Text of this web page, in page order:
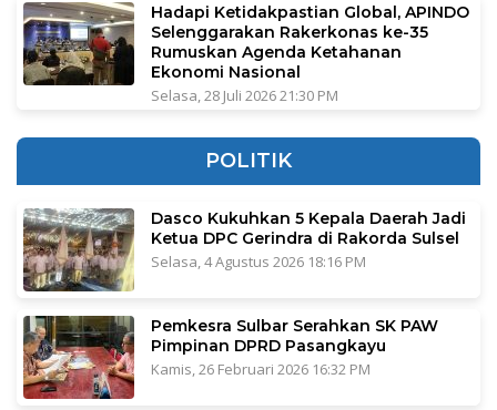
Hadapi Ketidakpastian Global, APINDO
Selenggarakan Rakerkonas ke-35
Rumuskan Agenda Ketahanan
Ekonomi Nasional
Selasa, 28 Juli 2026 21:30 PM
POLITIK
Dasco Kukuhkan 5 Kepala Daerah Jadi
Ketua DPC Gerindra di Rakorda Sulsel
Selasa, 4 Agustus 2026 18:16 PM
Pemkesra Sulbar Serahkan SK PAW
Pimpinan DPRD Pasangkayu
Kamis, 26 Februari 2026 16:32 PM